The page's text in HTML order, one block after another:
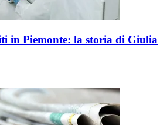
in Piemonte: la storia di Giulia